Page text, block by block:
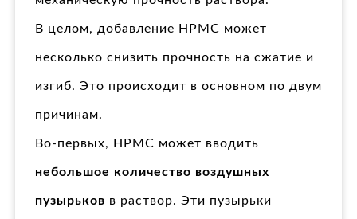
В целом, добавление HPMC может
несколько снизить прочность на сжатие и
изгиб. Это происходит в основном по двум
причинам.
Во-первых, HPMC может вводить
небольшое количество воздушных
пузырьков в раствор. Эти пузырьки